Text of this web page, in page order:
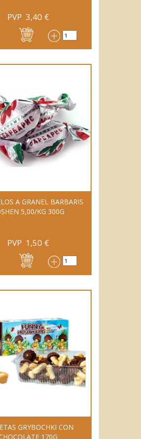
PVP 3,40 €
A GRANEL BARBARIS
5,00/KG 300G
PVP 1,50 €
GRYBOCHKI CON
170G